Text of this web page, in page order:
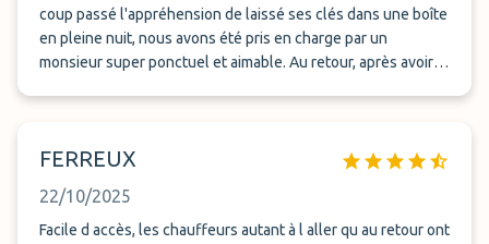
coup passé l'appréhension de laissé ses clés dans une boîte
en pleine nuit, nous avons été pris en charge par un
monsieur super ponctuel et aimable. Au retour, après avoir
sans vignette. 100% je recommande
FERREUX
22/10/2025
Facile d accès, les chauffeurs autant à l aller qu au retour ont